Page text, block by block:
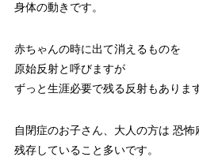
身体の動きです。
赤ちゃんの時に出て消えるものを
原始反射と呼びますが
ずっと生涯必要で残る反射もあります
自閉症のお子さん、大人の方は 恐
残存していること多いです。